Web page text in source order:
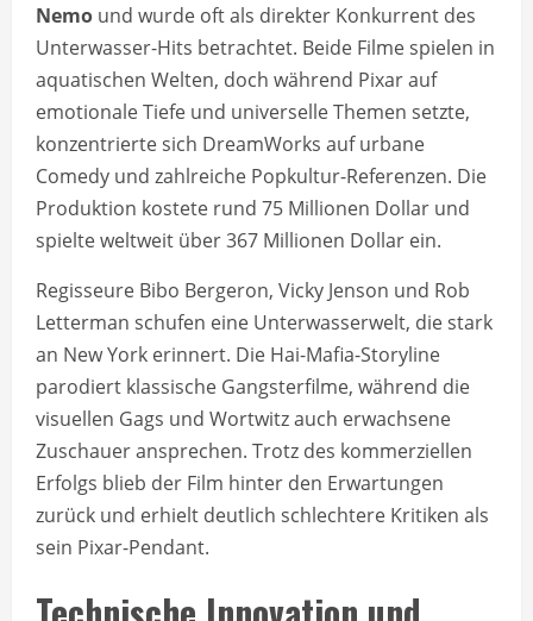
Nemo und wurde oft als direkter Konkurrent des
Unterwasser-Hits betrachtet. Beide Filme spielen in
aquatischen Welten, doch während Pixar auf
emotionale Tiefe und universelle Themen setzte,
konzentrierte sich DreamWorks auf urbane
Comedy und zahlreiche Popkultur-Referenzen. Die
Produktion kostete rund 75 Millionen Dollar und
spielte weltweit über 367 Millionen Dollar ein.
Regisseure Bibo Bergeron, Vicky Jenson und Rob
Letterman schufen eine Unterwasserwelt, die stark
an New York erinnert. Die Hai-Mafia-Storyline
parodiert klassische Gangsterfilme, während die
visuellen Gags und Wortwitz auch erwachsene
Zuschauer ansprechen. Trotz des kommerziellen
Erfolgs blieb der Film hinter den Erwartungen
zurück und erhielt deutlich schlechtere Kritiken als
sein Pixar-Pendant.